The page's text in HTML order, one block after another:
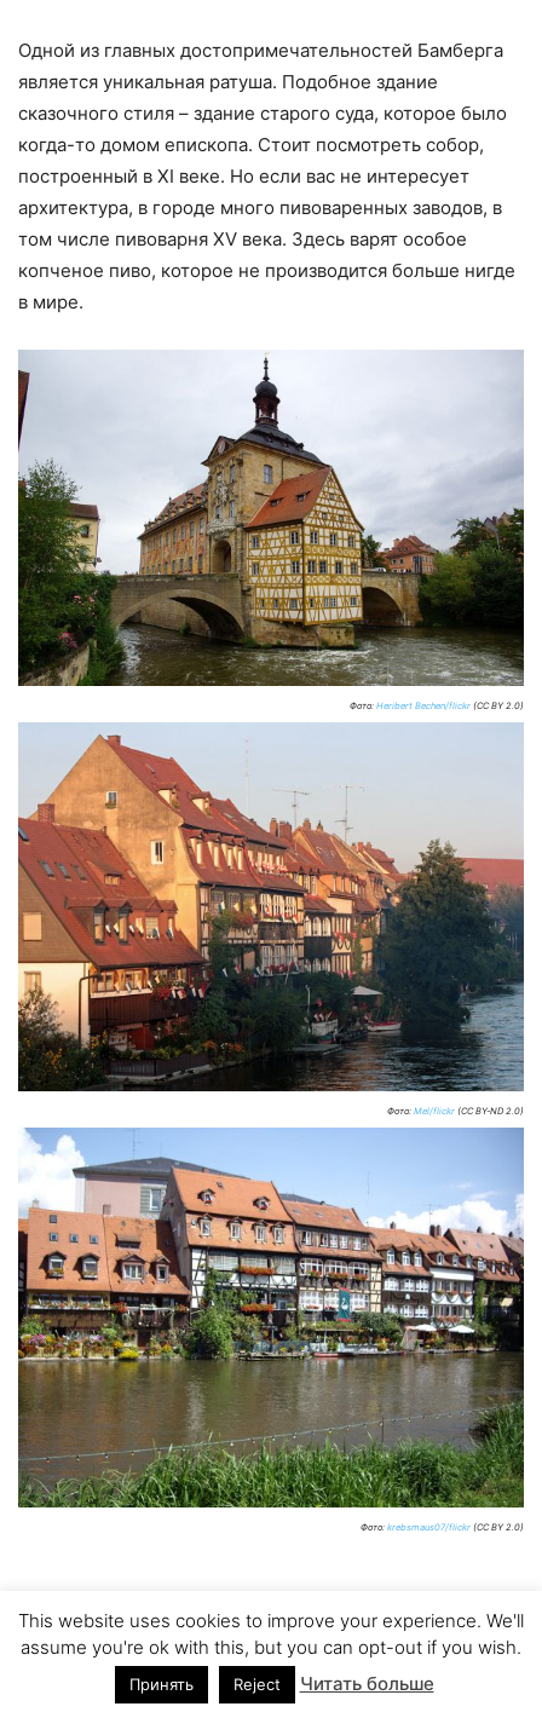
Одной из главных достопримечательностей Бамберга
является уникальная ратуша. Подобное здание
сказочного стиля – здание старого суда, которое было
когда-то домом епископа. Стоит посмотреть собор,
построенный в XI веке. Но если вас не интересует
архитектура, в городе много пивоваренных заводов, в
том числе пивоварня XV века. Здесь варят особое
копченое пиво, которое не производится больше нигде
в мире.
Фото: Heribert Bechen/flickr (CC BY 2.0)
Фото: Mel/flickr (CC BY-ND 2.0)
Фото: krebsmaus07/flickr (CC BY 2.0)
1. Бад-Мергентхайм
Бад-Мергентхайм – курортный баварский город, в
This website uses cookies to improve your experience. We'll
assume you're ok with this, but you can opt-out if you wish.
Принять Reject Читать больше